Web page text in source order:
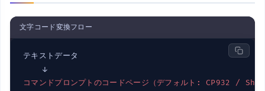
文字コード変換フロー
テキストデータ
コマンドプロンプトのコードページ（デフォルト: CP932 /